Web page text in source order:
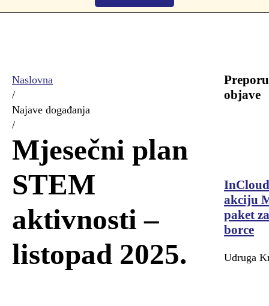
Naslovna
/
Najave događanja
/
Mjesečni plan
STEM
aktivnosti –
listopad 2025.
objave
akciju
paket
borce
Udruga